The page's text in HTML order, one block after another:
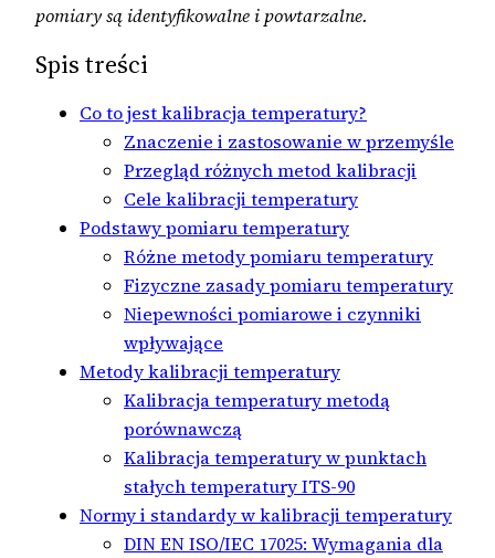
pomiary są identyfikowalne i powtarzalne.
Spis treści
Co to jest kalibracja temperatury?
Znaczenie i zastosowanie w przemyśle
Przegląd różnych metod kalibracji
Cele kalibracji temperatury
Podstawy pomiaru temperatury
Różne metody pomiaru temperatury
Fizyczne zasady pomiaru temperatury
Niepewności pomiarowe i czynniki
wpływające
Metody kalibracji temperatury
Kalibracja temperatury metodą
porównawczą
Kalibracja temperatury w punktach
stałych temperatury ITS-90
Normy i standardy w kalibracji temperatury
DIN EN ISO/IEC 17025: Wymagania dla